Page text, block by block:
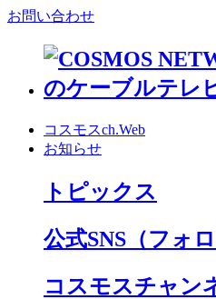
お問い合わせ
コスモスch.Web
お知らせ
トピックス
公式SNS （フォ
コスモスチャン